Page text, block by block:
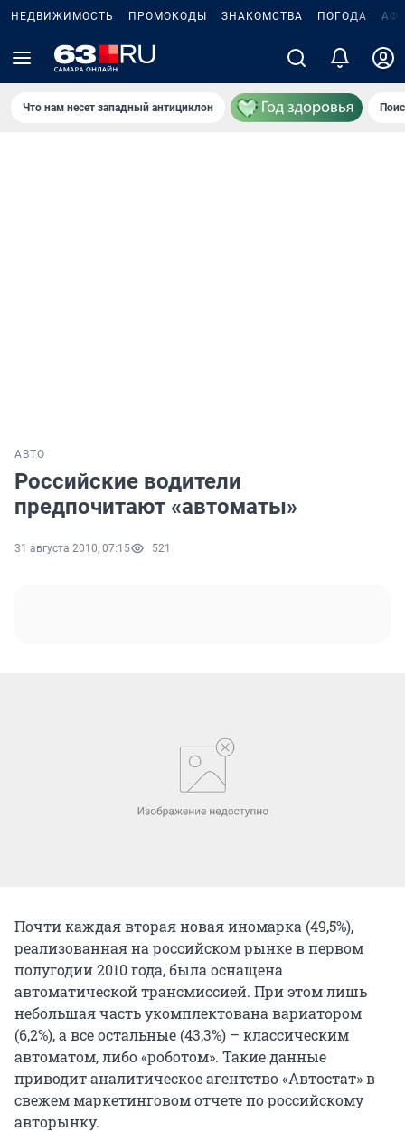
НЕДВИЖИМОСТЬ ПРОМОКОДЫ ЗНАКОМСТВА ПОГОДА
Что нам несет западный антициклон
АВТО
Российские водители
предпочитают «автоматы»
31 августа 2010, 07:15 521
Почти каждая вторая новая иномарка (49,5%),
реализованная на российском рынке в первом
полугодии 2010 года, была оснащена
автоматической трансмиссией. При этом лишь
небольшая часть укомплектована вариатором
(6,2%), а все остальные (43,3%) – классическим
автоматом, либо «роботом». Такие данные
приводит аналитическое агентство «Автостат» в
свежем маркетинговом отчете по российскому
авторынку.